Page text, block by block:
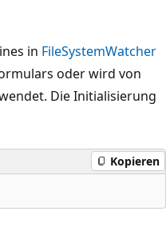
in FileSystemWatcher
oder wird von
Die Initialisierung
Kopieren